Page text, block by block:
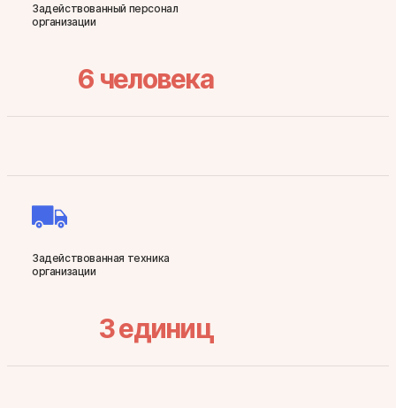
Задействованный персонал
организации
6человека
Задействованная техника
организации
3единиц